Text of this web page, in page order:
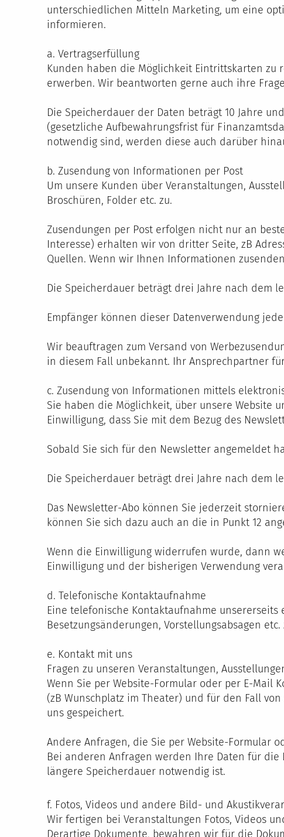
unterschiedlichen Mitteln Marketing, um eine
informieren.
a. Vertragserfüllung
Kunden haben die Möglichkeit Eintrittskarten zu
erwerben. Wir beantworten gerne auch ihre
Die Speicherdauer der Daten beträgt 10 Jahre
(gesetzliche Aufbewahrungsfrist für
notwendig sind, werden diese auch darüber
b. Zusendung von Informationen per Post
Um unsere Kunden über Veranstaltungen,
Broschüren, Folder etc. zu.
Zusendungen per Post erfolgen nicht nur an
Interesse) erhalten wir von dritter Seite, zB
Quellen. Wenn wir Ihnen Informationen
Die Speicherdauer beträgt drei Jahre nach dem
Empfänger können dieser Datenverwendung
Wir beauftragen zum Versand von
in diesem Fall unbekannt. Ihr Ansprechpartner
c. Zusendung von Informationen mittels
Sie haben die Möglichkeit, über unsere Website
Einwilligung, dass Sie mit dem Bezug des
Sobald Sie sich für den Newsletter angemeldet
Die Speicherdauer beträgt drei Jahre nach dem
Das Newsletter-Abo können Sie jederzeit
können Sie sich dazu auch an die in Punkt 12
Wenn die Einwilligung widerrufen wurde, dann
Einwilligung und der bisherigen Verwendung
d. Telefonische Kontaktaufnahme
Eine telefonische Kontaktaufnahme
Besetzungsänderungen, Vorstellungsabsagen
e. Kontakt mit uns
Fragen zu unseren Veranstaltungen,
Wenn Sie per Website-Formular oder per E-Mail
(zB Wunschplatz im Theater) und für den Fall
uns gespeichert.
Andere Anfragen, die Sie per Website-Formular
Bei anderen Anfragen werden Ihre Daten für
längere Speicherdauer notwendig ist.
f. Fotos, Videos und andere Bild- und
Wir fertigen bei Veranstaltungen Fotos, Videos
Derartige Dokumente, bewahren wir für die